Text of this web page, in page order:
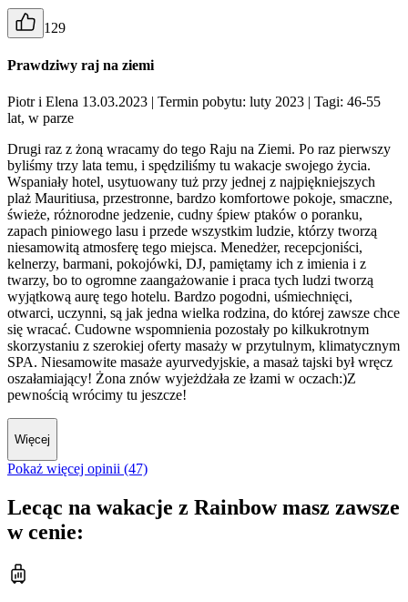
129
Prawdziwy raj na ziemi
Piotr i Elena 13.03.2023 | Termin pobytu: luty 2023 | Tagi: 46-55
lat, w parze
Drugi raz z żoną wracamy do tego Raju na Ziemi. Po raz pierwszy
byliśmy trzy lata temu, i spędziliśmy tu wakacje swojego życia.
Wspaniały hotel, usytuowany tuż przy jednej z najpiękniejszych
plaż Mauritiusa, przestronne, bardzo komfortowe pokoje, smaczne,
świeże, różnorodne jedzenie, cudny śpiew ptaków o poranku,
zapach piniowego lasu i przede wszystkim ludzie, którzy tworzą
niesamowitą atmosferę tego miejsca. Menedżer, recepcjoniści,
kelnerzy, barmani, pokojówki, DJ, pamiętamy ich z imienia i z
twarzy, bo to ogromne zaangażowanie i praca tych ludzi tworzą
wyjątkową aurę tego hotelu. Bardzo pogodni, uśmiechnięci,
otwarci, uczynni, są jak jedna wielka rodzina, do której zawsze chce
się wracać. Cudowne wspomnienia pozostały po kilkukrotnym
skorzystaniu z szerokiej oferty masaży w przytulnym, klimatycznym
SPA. Niesamowite masaże ayurvedyjskie, a masaż tajski był wręcz
oszałamiający! Żona znów wyjeżdżała ze łzami w oczach:)Z
pewnością wrócimy tu jeszcze!
Więcej
Pokaż więcej opinii (47)
Lecąc na wakacje z Rainbow masz zawsze
w cenie: